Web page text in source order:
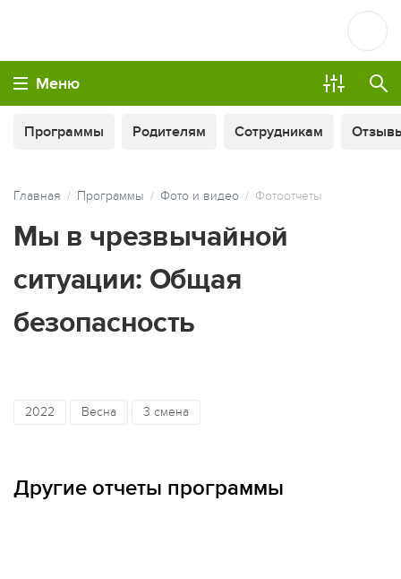
Меню
Программы Родителям Сотрудникам
Главная Программы Фото и видео Фотоотчеты
Мы в чрезвычайной
ситуации: Общая
безопасность
2022 Весна 3 смена
Другие отчеты программы